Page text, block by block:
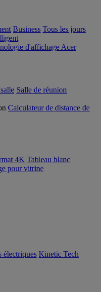
Business Tous les jours
d'affichage Acer
Salle de réunion
Calculateur de distance de
4K Tableau blanc
pour vitrine
électriques Kinetic Tech